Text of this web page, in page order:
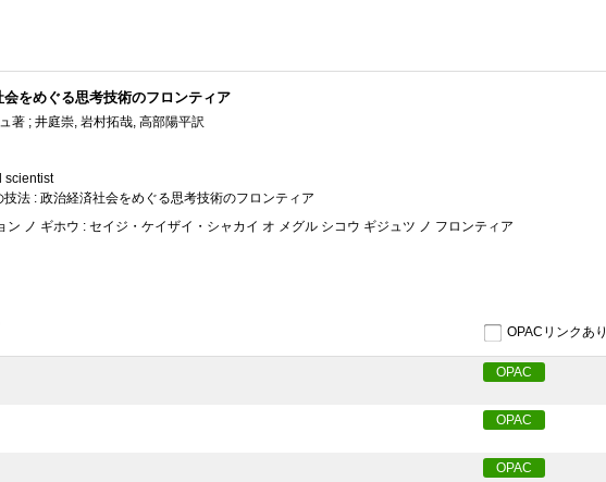
をめぐる思考技術のフロンティア
著 ; 井庭崇, 岩村拓哉, 高部陽平訳
scientist
法 : 政治経済社会をめぐる思考技術のフロンティア
ン ノ ギホウ : セイジ・ケイザイ・シャカイ オ メグル シコウ ギジュツ ノ フロンティア
OPACリンクあり
OPAC
OPAC
OPAC